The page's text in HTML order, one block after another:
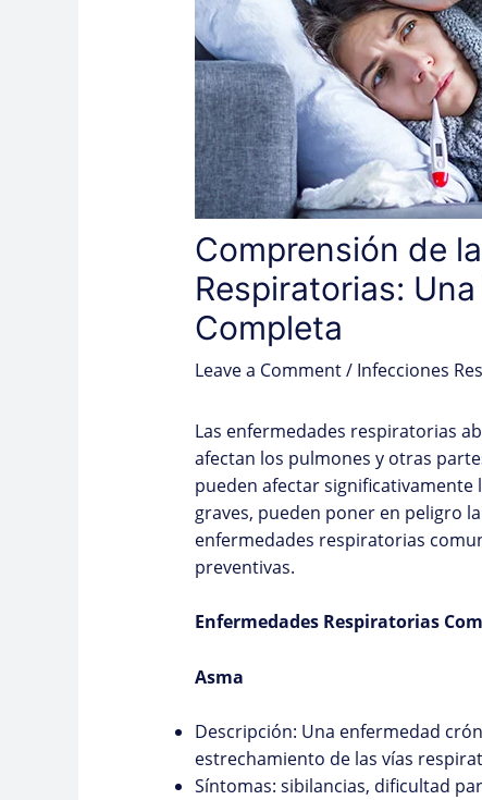
Comprensión de
Respiratorias:
Completa
Leave a Comment/ Infecciones
Las enfermedades respiratorias
afectan los pulmones y otras
pueden afectar significativamente
graves, pueden poner en peligro
enfermedades respiratorias
preventivas.
Enfermedades Respiratorias
Asma
Descripción: Una enfermedad
estrechamiento de las vías
Síntomas: sibilancias, dificultad